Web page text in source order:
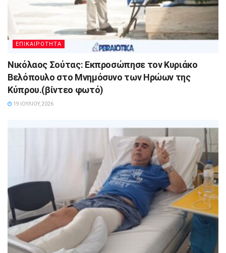
ΕΠΙΚΑΙΡΟΤΗΤΑ
Νικόλαος Σούτας: Εκπροσώπησε τον Κυριάκο
Βελόπουλο στο Μνημόσυνο των Ηρώων της
Κύπρου.(βίντεο φωτό)
19 ΙΟΥΛΊΟΥ, 2026